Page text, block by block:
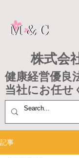
株式会
健康経営優良
当社にお任せ
記事